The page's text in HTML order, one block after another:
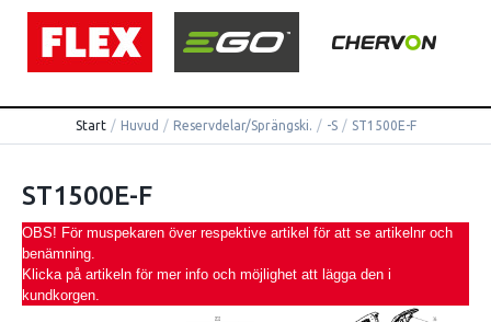
Start / Huvud / Reservdelar/Sprängski. / -S / ST1500E-F
ST1500E-F
OBS! För muspekaren över respektive artikel för att se artikelnr och
benämning.
Klicka på artikeln för mer info och möjlighet att lägga den i
kundkorgen.